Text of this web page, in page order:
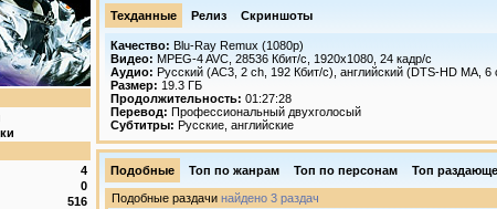
4
0
516
Техданные Релиз Скриншоты
Качество: Blu-Ray Remux (1080p)
Видео: MPEG-4 AVC, 28536 Кбит/с, 1920x1080, 24 кадр/c
Аудио: Русский (AC3, 2 ch, 192 Кбит/с), английский (DTS-HD MA, 6
Размер: 19.3 ГБ
Продолжительность: 01:27:28
Перевод: Профессиональный двухголосый
Субтитры: Русские, английские
Подобные Топ по жанрам Топ по персонам Топ
Подобные раздачи найдено 3 раздач